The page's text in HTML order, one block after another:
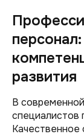
развития
В
специалистов